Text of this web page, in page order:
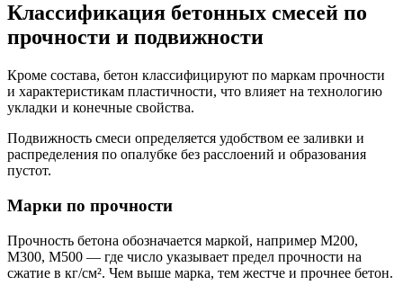
Классификация бетонных смесей по
прочности и подвижности
Кроме состава, бетон классифицируют по маркам прочности
и характеристикам пластичности, что влияет на технологию
укладки и конечные свойства.
Подвижность смеси определяется удобством ее заливки и
распределения по опалубке без расслоений и образования
пустот.
Марки по прочности
Прочность бетона обозначается маркой, например М200,
М300, М500 — где число указывает предел прочности на
сжатие в кг/см². Чем выше марка, тем жестче и прочнее бетон.